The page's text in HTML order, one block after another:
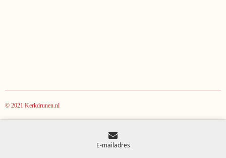
© 2021 Kerkdrunen.nl
E-mailadres